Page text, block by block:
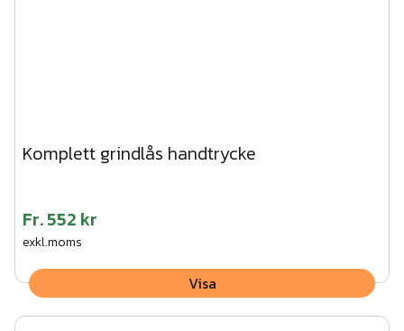
Komplett grindlås handtrycke
Fr.552 kr
exkl.moms
Visa